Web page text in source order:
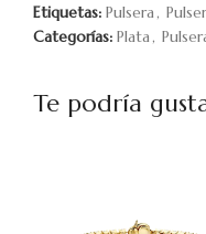
Categorías: Plata,
Etiquetas: Pulsera,
Te podría